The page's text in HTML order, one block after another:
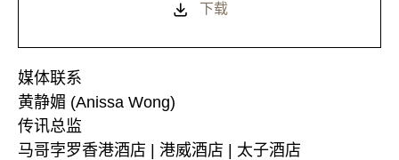
下载
媒体联系
黄静媚 (Anissa Wong)
传讯总监
马哥孛罗香港酒店 | 港威酒店 | 太子酒店